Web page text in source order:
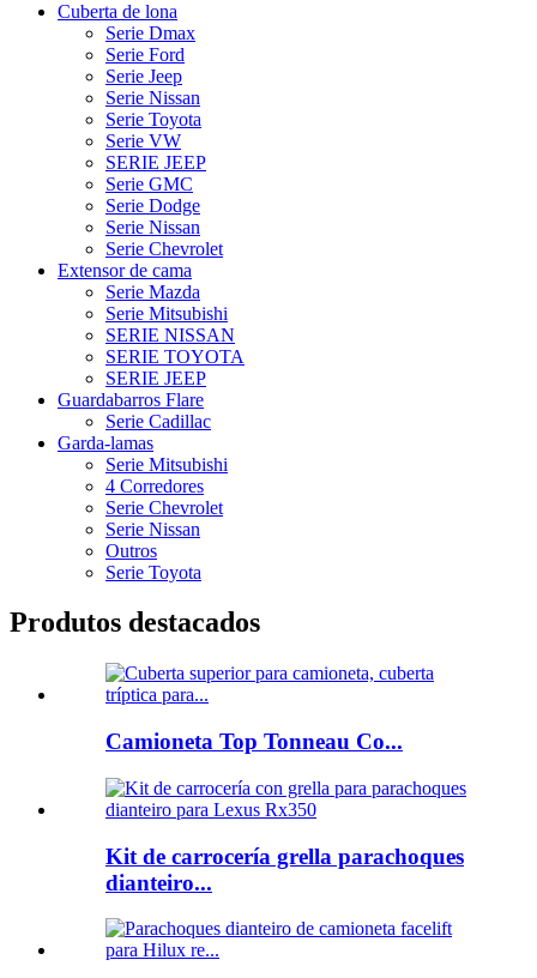
Cuberta de lona
Serie Dmax
Serie Ford
Serie Jeep
Serie Nissan
Serie Toyota
Serie VW
SERIE JEEP
Serie GMC
Serie Dodge
Serie Nissan
Serie Chevrolet
Extensor de cama
Serie Mazda
Serie Mitsubishi
SERIE NISSAN
SERIE TOYOTA
SERIE JEEP
Guardabarros Flare
Serie Cadillac
Garda-lamas
Serie Mitsubishi
4 Corredores
Serie Chevrolet
Serie Nissan
Outros
Serie Toyota
Produtos destacados
Camioneta Top Tonneau Co...
Kit de carrocería grella parachoques
dianteiro...